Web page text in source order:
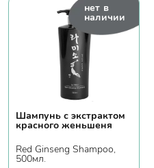
нет в
наличии
Шампунь с экстрактом
красного женьшеня
Red Ginseng Shampoo,
500мл.